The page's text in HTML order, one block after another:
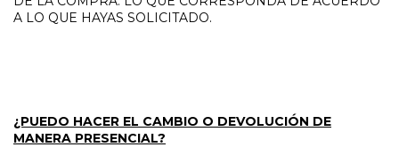
A LO QUE HAYAS SOLICITADO.
¿PUEDO HACER EL CAMBIO O DEVOLUCIÓN DE
MANERA PRESENCIAL?